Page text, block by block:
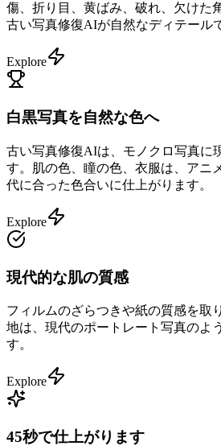
傷、折り目、黄ばみ、破れ、欠けた
古い写真修復AIが自然なディテール
Explore
白黒写真を自然な色へ
古い写真修復AIは、モノクロ写真に
す。肌の色、瞳の色、衣服は、アニ
代に合った色合いに仕上がります。
Explore
現代的な肌の質感
フィルムのざらつきや紙の質感を取
地は、現代のポートレート写真のよ
す。
Explore
45秒で仕上がります